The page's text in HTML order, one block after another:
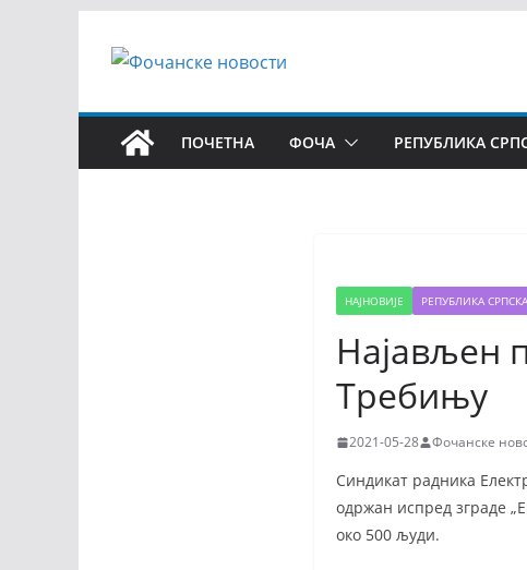
ПОЧЕТНА ФОЧА РЕПУБЛИКА
НАЈНОВИЈЕ РЕПУБЛИКА СРПСКА
Најављен
Требињу
2021-05-28 Фочанске
Синдикат радника
одржан испред зграде
око 500 људи.